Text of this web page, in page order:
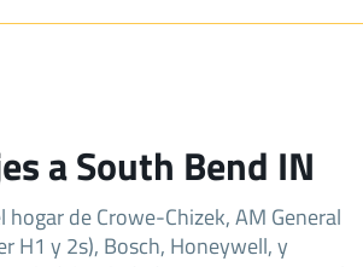
a South Bend IN
hogar de Crowe-Chizek, AM General
H1 y 2s), Bosch, Honeywell, y